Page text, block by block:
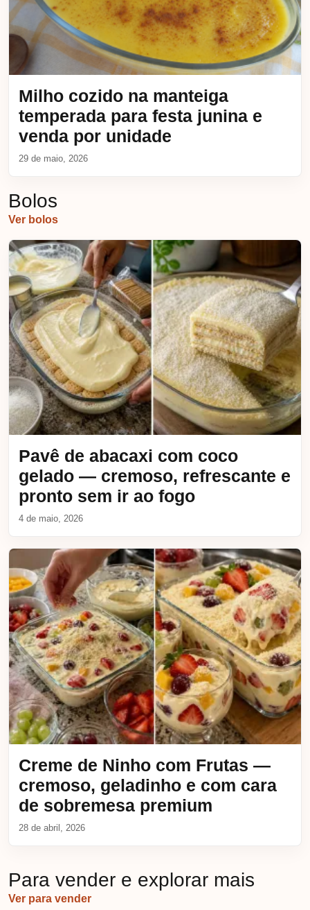
Milho cozido na manteiga
temperada para festa junina e
venda por unidade
29 de maio, 2026
Bolos
Ver bolos
Pavê de abacaxi com coco
gelado — cremoso, refrescante e
pronto sem ir ao fogo
4 de maio, 2026
Creme de Ninho com Frutas —
cremoso, geladinho e com cara
de sobremesa premium
28 de abril, 2026
Para vender e explorar mais
Ver para vender